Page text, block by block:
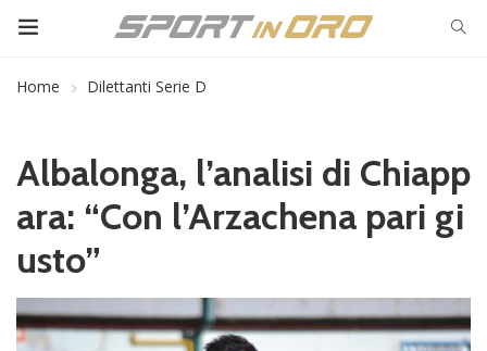
Home Dilettanti Serie D
Albalonga, l’analisi di Chiapp
ara: “Con l’Arzachena pari gi
usto”